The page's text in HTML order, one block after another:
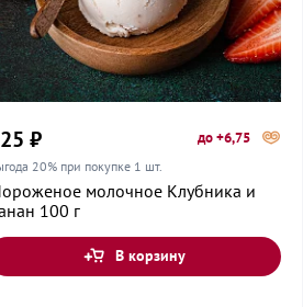
улица, 30
₽ до +6,75
20% при покупке 1 шт.
молочное Клубника и
100 г
В корзину